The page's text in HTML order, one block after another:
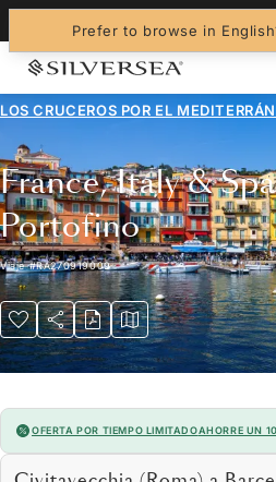
Prefer to browse in
LOS CRUCEROS POR EL
France, Italy &
Portofino
Viaje#RA270919009
OFERTA POR TIEMPO LIMITADOAHORRE UN